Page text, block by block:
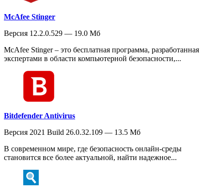
McAfee Stinger
Версия 12.2.0.529 — 19.0 Мб
McAfee Stinger – это бесплатная программа, разработанная
экспертами в области компьютерной безопасности,...
Bitdefender Antivirus
Версия 2021 Build 26.0.32.109 — 13.5 Мб
В современном мире, где безопасность онлайн-среды
становится все более актуальной, найти надежное...